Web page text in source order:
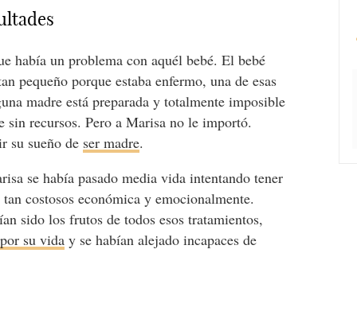
había un problema con aquél bebé. El bebé
pequeño porque estaba enfermo, una de esas
madre está preparada y totalmente imposible
sin recursos. Pero a Marisa no le importó.
su sueño de ser madre.
se había pasado media vida intentando tener
costosos económica y emocionalmente.
sido los frutos de todos esos tratamientos,
su vida y se habían alejado incapaces de